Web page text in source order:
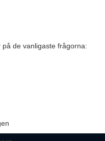
de vanligaste frågorna: